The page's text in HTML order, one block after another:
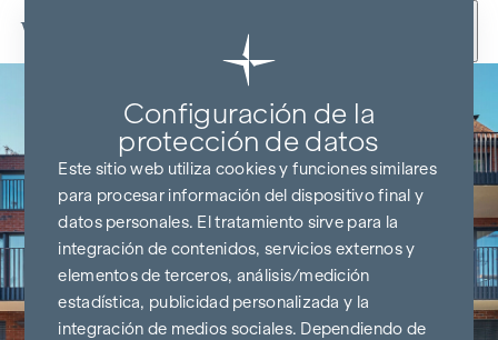
Ir al contenido
Configuración de la
protección de datos
Este sitio web utiliza cookies y funciones similares
para procesar información del dispositivo final y
datos personales. El tratamiento sirve para la
integración de contenidos, servicios externos y
elementos de terceros, análisis/medición
estadística, publicidad personalizada y la
integración de medios sociales. Dependiendo de